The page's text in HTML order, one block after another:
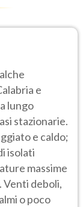
e
lungo
stazionarie.
e caldo;
isolati
massime
Venti deboli,
o poco